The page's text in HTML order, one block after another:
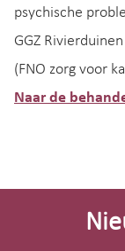
psychische
GGZ
(FNO zorg voor
Naar de
Site-